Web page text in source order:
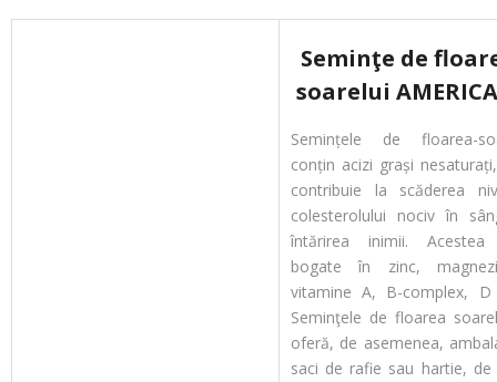
Seminţe de
soarelui
Semințele de floarea-
conțin acizi grași
contribuie la scăderea
colesterolului nociv în
întărirea inimii. Acestea
bogate în zinc,
vitamine A, B-complex,
Seminţele de floarea
oferă, de asemenea,
saci de rafie sau hartie,